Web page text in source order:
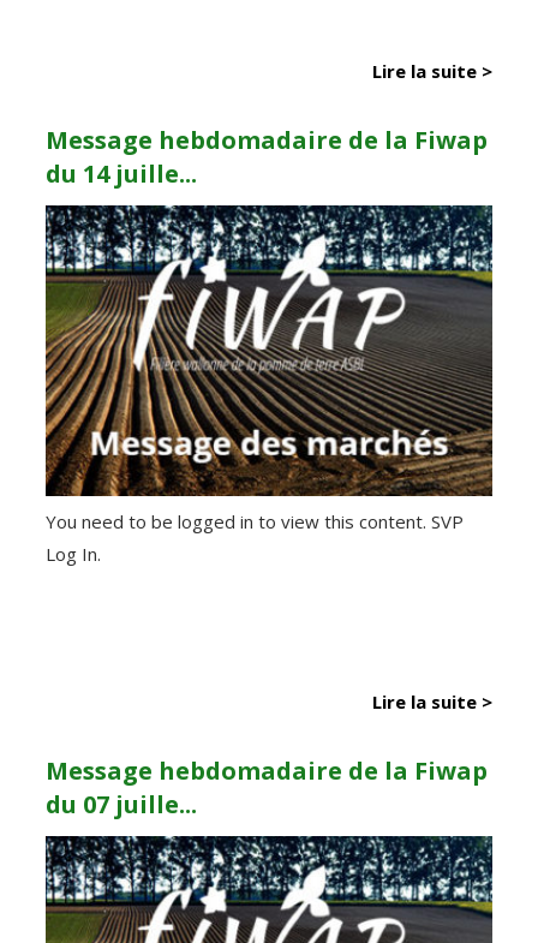
Lire la suite >
Message hebdomadaire de la Fiwap
du 14 juille...
You need to be logged in to view this content. SVP
Log In.
Lire la suite >
Message hebdomadaire de la Fiwap
du 07 juille...